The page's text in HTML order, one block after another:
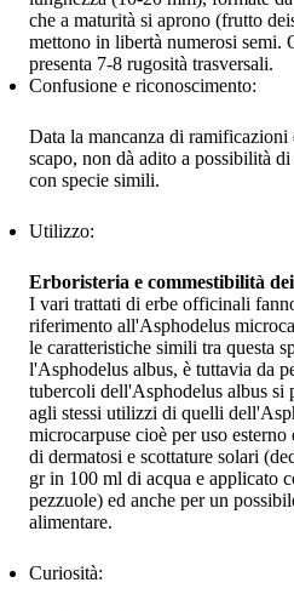
che a maturità si aprono (frutto
mettono in libertà numerosi semi.
presenta 7-8 rugosità trasversali.
Confusione e riconoscimento:
Data la mancanza di ramificazioni
scapo, non dà adito a possibilità
con specie simili.
Utilizzo:
Erboristeria e commestibilità
I vari trattati di erbe officinali
riferimento all'Asphodelus
le caratteristiche simili tra questa
l'Asphodelus albus, è tuttavia da
tubercoli dell'Asphodelus albus si
agli stessi utilizzi di quelli
microcarpuse cioè per uso esterno
di dermatosi e scottature solari
gr in 100 ml di acqua e applicato
pezzuole) ed anche per un
alimentare.
Curiosità: